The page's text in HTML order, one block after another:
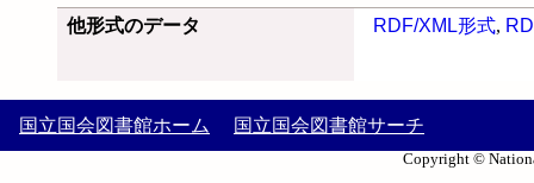
他形式のデータ RDF/XML形式,
国立国会図書館ホーム 国立国会図書館サーチ
Copyright ©